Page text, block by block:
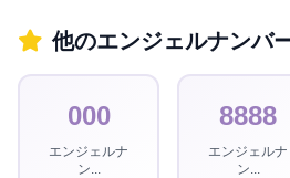
他のエンジェルナンバ
000
エンジェルナ
ン...
8888
エンジェルナ
ン...